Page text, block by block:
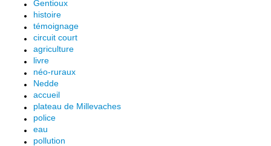
Gentioux
histoire
témoignage
circuit court
agriculture
livre
néo-ruraux
Nedde
accueil
plateau de Millevaches
police
eau
pollution